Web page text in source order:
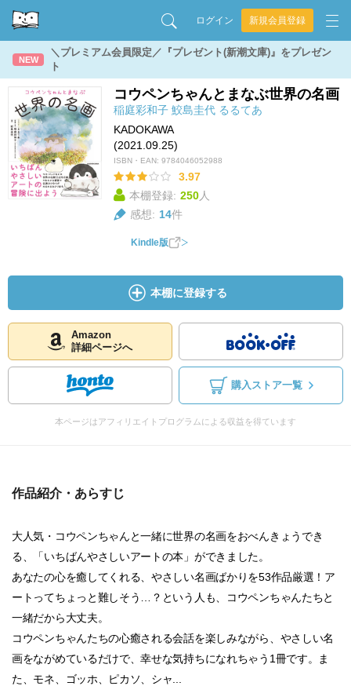
ログイン 新規会員登録
NEW
＼プレミアム会員限定／『プレゼント(新潮文庫)』をプレゼン
ト
コウペンちゃんとまなぶ世界の名画
稲庭彩和子 鮫島圭代 るるてあ
KADOKAWA
(2021.09.25)
ISBN・EAN: 9784046052988
3.97
本棚登録: 250人
感想: 14件
Kindle版
本棚に登録する
Amazon
詳細ページへ
購入ストア一覧
本ページはアフィリエイトプログラムによる収益を得ています
作品紹介・あらすじ
大人気・コウペンちゃんと一緒に世界の名画をおべんきょうでき
る、「いちばんやさしいアートの本」ができました。
あなたの心を癒してくれる、やさしい名画ばかりを53作品厳選！ア
ートってちょっと難しそう…？という人も、コウペンちゃんたちと
一緒だから大丈夫。
コウペンちゃんたちの心癒される会話を楽しみながら、やさしい名
画をながめているだけで、幸せな気持ちになれちゃう1冊です。ま
た、モネ、ゴッホ、ピカソ、シャ...